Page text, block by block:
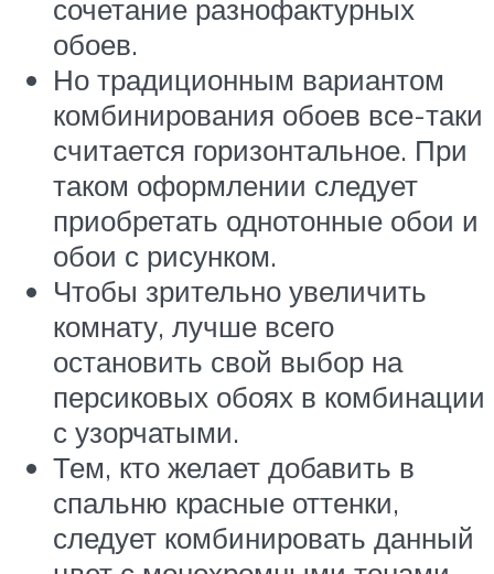
сочетание разнофактурных
обоев.
Но традиционным вариантом
комбинирования обоев все-таки
считается горизонтальное. При
таком оформлении следует
приобретать однотонные обои и
обои с рисунком.
Чтобы зрительно увеличить
комнату, лучше всего
остановить свой выбор на
персиковых обоях в комбинации
с узорчатыми.
Тем, кто желает добавить в
спальню красные оттенки,
следует комбинировать данный